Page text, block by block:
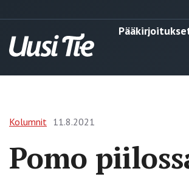
Kolumnit 11.8.2021
Pomo